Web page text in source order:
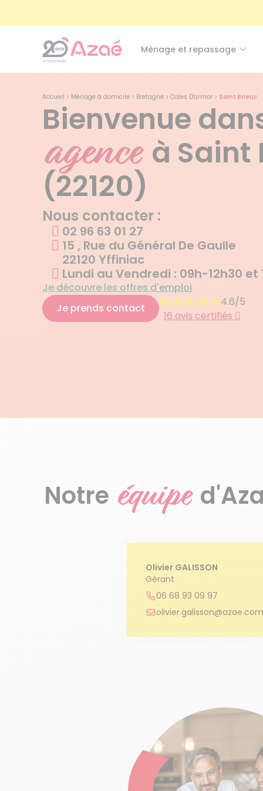
Ménage et repassage
Accueil > Ménage à domicile > Bretagne > Cotes D'armor > Saint Brieuc
Bienvenue
agence à Saint
(22120)
Nous contacter :
02 96 63 01 27
15 , Rue du Général De Gaulle
22120 Yffiniac
Lundi au Vendredi : 09h-12h30 et
Je découvre les offres d'emploi
Je prends contact
4.6/5
16 avis certifiés
Notre équipe
Olivier GALISSON
Gérant
06 68 93 09 97
olivier.galisson@azae.com